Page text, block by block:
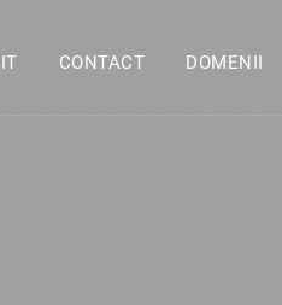
CONTACT DOMENII